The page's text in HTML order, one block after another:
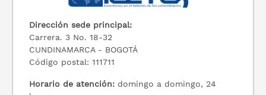
Dirección sede principal:
Carrera. 3 No. 18-32
CUNDINAMARCA - BOGOTÁ
Código postal: 111711
Horario de atención: domingo a domingo, 24